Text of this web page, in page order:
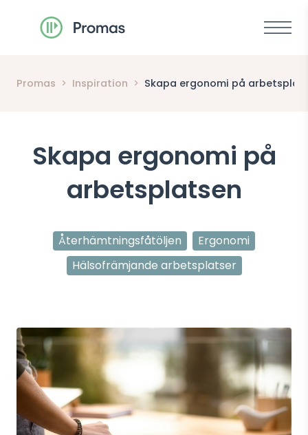
Meny
Promas > Inspiration > Skapa ergonomi på
Skapa ergonomi på
arbetsplatsen
Återhämtningsfåtöljen
Ergonomi
Hälsofrämjande arbetsplatser